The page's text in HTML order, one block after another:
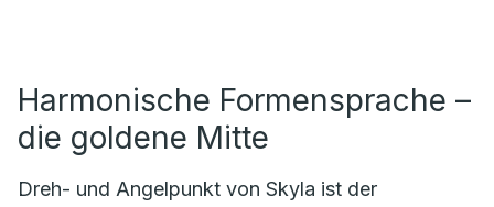
Harmonische Formensprache –
die goldene Mitte
Dreh- und Angelpunkt von Skyla ist der